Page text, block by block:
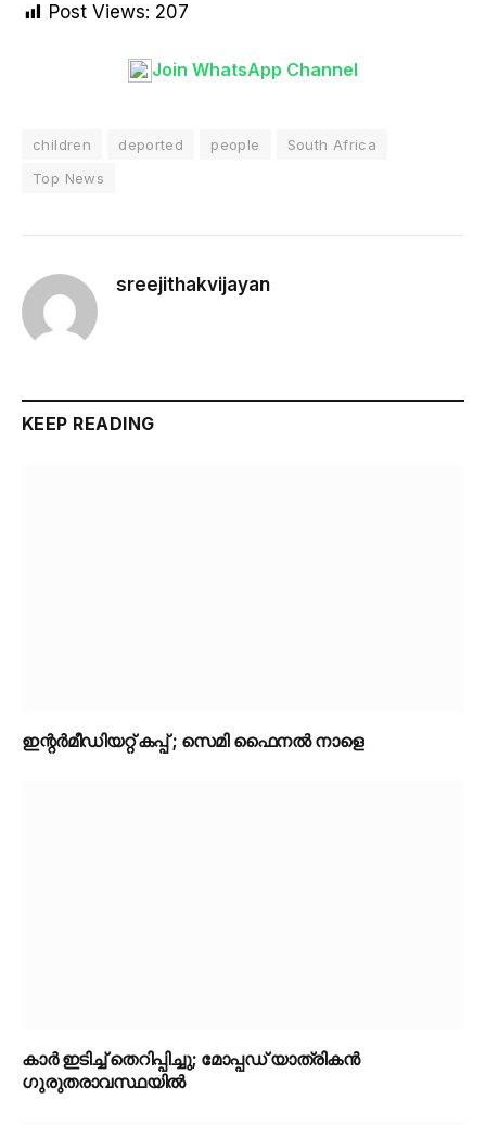
Post Views: 207
Join WhatsApp Channel
children deported people
South Africa
Top News
sreejithakvijayan
KEEP READING
ഇന്റർമീഡിയറ്റ് കപ്പ് ; സെമി ഫൈനൽ നാളെ
കാർ ഇടിച്ച് തെറിപ്പിച്ചു; മോപ്പഡ് യാത്രികൻ
ഗുരുതരാവസ്ഥയിൽ